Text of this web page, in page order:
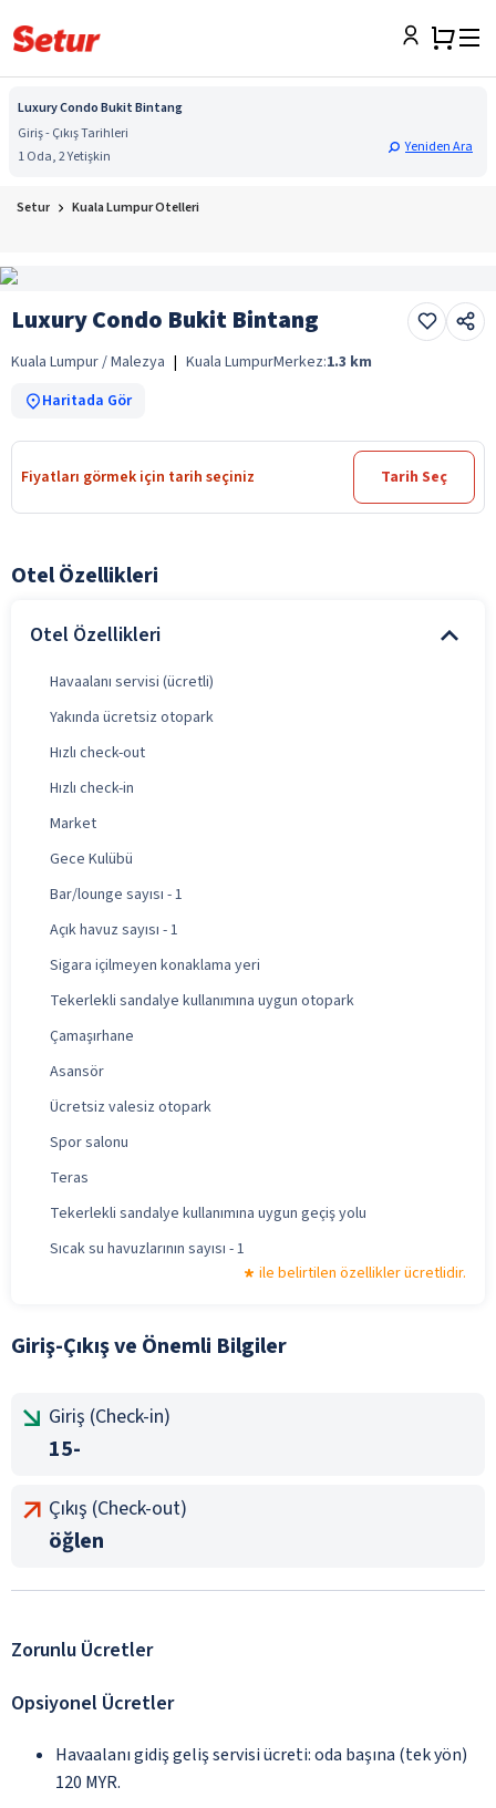
Luxury Condo Bukit Bintang
Giriş - Çıkış Tarihleri
1 Oda, 2 Yetişkin
Yeniden Ara
Setur Kuala Lumpur Otelleri
Luxury Condo Bukit Bintang
Kuala Lumpur / Malezya | Kuala LumpurMerkez:1.3 km
Haritada Gör
Fiyatları görmek için tarih seçiniz Tarih Seç
Otel Özellikleri
Otel Özellikleri
Havaalanı servisi (ücretli)
Yakında ücretsiz otopark
Hızlı check-out
Hızlı check-in
Market
Gece Kulübü
Bar/lounge sayısı - 1
Açık havuz sayısı - 1
Sigara içilmeyen konaklama yeri
Tekerlekli sandalye kullanımına uygun otopark
Çamaşırhane
Asansör
Ücretsiz valesiz otopark
Spor salonu
Teras
Tekerlekli sandalye kullanımına uygun geçiş yolu
Sıcak su havuzlarının sayısı - 1
ile belirtilen özellikler ücretlidir.
Giriş-Çıkış ve Önemli Bilgiler
Giriş (Check-in)
15-
Çıkış (Check-out)
öğlen
Zorunlu Ücretler
Opsiyonel Ücretler
Havaalanı gidiş geliş servisi ücreti: oda başına (tek yön)
120 MYR.